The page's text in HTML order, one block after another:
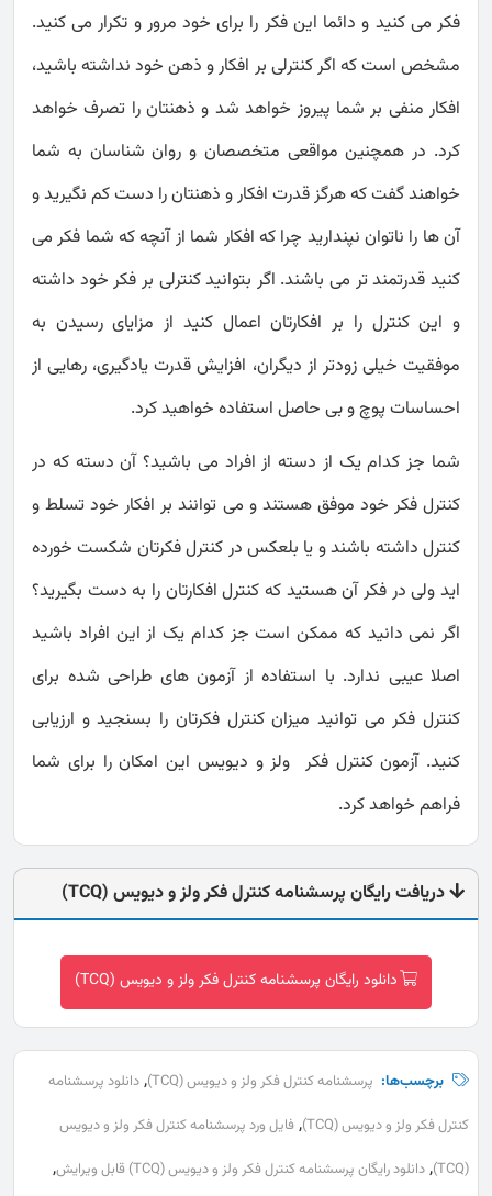
فکر می کنید و دائما این فکر را برای خود مرور و تکرار می کنید.
مشخص است که اگر کنترلی بر افکار و ذهن خود نداشته باشید،
افکار منفی بر شما پیروز خواهد شد و ذهنتان را تصرف خواهد
کرد. در همچنین مواقعی متخصصان و روان شناسان به شما
خواهند گفت که هرگز قدرت افکار و ذهنتان را دست کم نگیرید و
آن ها را ناتوان نپندارید چرا که افکار شما از آنچه که شما فکر می
کنید قدرتمند تر می باشند. اگر بتوانید کنترلی بر فکر خود داشته
و این کنترل را بر افکارتان اعمال کنید از مزایای رسیدن به
موفقیت خیلی زودتر از دیگران، افزایش قدرت یادگیری، رهایی از
احساسات پوچ و بی حاصل استفاده خواهید کرد.
شما جز کدام یک از دسته از افراد می باشید؟ آن دسته که در
کنترل فکر خود موفق هستند و می توانند بر افکار خود تسلط و
کنترل داشته باشند و یا بلعکس در کنترل فکرتان شکست خورده
اید ولی در فکر آن هستید که کنترل افکارتان را به دست بگیرید؟
اگر نمی دانید که ممکن است جز کدام یک از این افراد باشید
اصلا عیبی ندارد. با استفاده از آزمون های طراحی شده برای
کنترل فکر می توانید میزان کنترل فکرتان را بسنجید و ارزیابی
کنید. آزمون کنترل فکر ولز و دیویس این امکان را برای شما
فراهم خواهد کرد.
دریافت رایگان پرسشنامه کنترل فکر ولز و دیویس (TCQ)
دانلود رایگان پرسشنامه کنترل فکر ولز و دیویس (TCQ)
برچسب‌ها: پرسشنامه کنترل فکر ولز و دیویس (TCQ) , دانلود پرسشنامه
کنترل فکر ولز و دیویس (TCQ)
, فایل ورد پرسشنامه کنترل فکر ولز و دیویس
(TCQ)
, دانلود رایگان پرسشنامه کنترل فکر ولز و دیویس (TCQ) قابل ویرایش ,